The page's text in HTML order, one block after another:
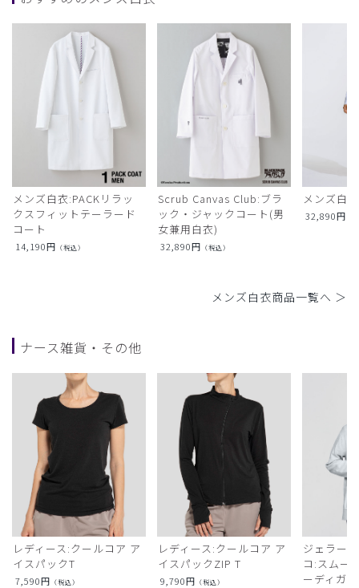
メンズ白衣:PACKリラッ
クスフィットテーラード
コート
14,190円 （税込）
Scrub Canvas Club:ブラ
ック・ジャックコート(男
女兼用白衣)
32,890円 （税込）
メンズ白
32,890円
メンズ白衣商品一覧へ ＞
ナース雑貨・その他
レディース:クールコア ア
イスパックT
7,590円 （税込）
レディース:クールコア ア
イスパックZIP T
9,790円 （税込）
ジェラー
コ:スムー
ーディガン